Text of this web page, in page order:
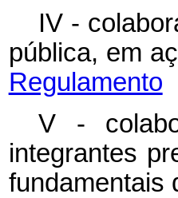
IV -
pública, em
Regulamento
V -
integrantes
fundamentais